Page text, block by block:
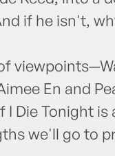
if he isn't,
En and
Die Tonight
we'll go to